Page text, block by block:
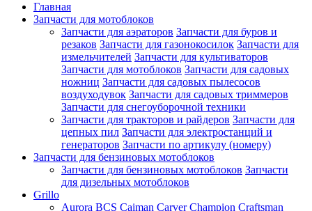
Главная
Запчасти для мотоблоков
Запчасти для аэраторов Запчасти для буров и
резаков Запчасти для газонокосилок Запчасти для
измельчителей Запчасти для культиваторов
Запчасти для мотоблоков Запчасти для садовых
ножниц Запчасти для садовых пылесосов
воздуходувок Запчасти для садовых триммеров
Запчасти для снегоуборочной техники
Запчасти для тракторов и райдеров Запчасти для
цепных пил Запчасти для электростанций и
генераторов Запчасти по артикулу (номеру)
Запчасти для бензиновых мотоблоков
Запчасти для бензиновых мотоблоков Запчасти
для дизельных мотоблоков
Grillo
Aurora BCS Caiman Carver Champion Craftsman